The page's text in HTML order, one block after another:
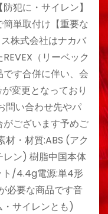
犯に・サイレン】
簡単取付け【重要な
株式会社はナカバ
（リーベック
す合併に伴い、会
変更となっており
問い合わせ先やパ
ございます予めご
材・材質:ABS (アク
レン) 樹脂中国本体
/4.4g電源:単4形
必要な商品です音
サイレンとも)